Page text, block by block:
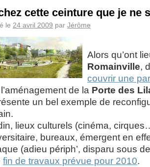
cette ceinture que je
le 24 avril 2009 par Jérôme
Alors qu’ont
Romainville,
couvrir une
de la Porte des
un bel exemple de
lieux culturels (cinéma,
bureaux, émergent en
(adieu périph’, disparu sous
fin de travaux prévue pour 2010.